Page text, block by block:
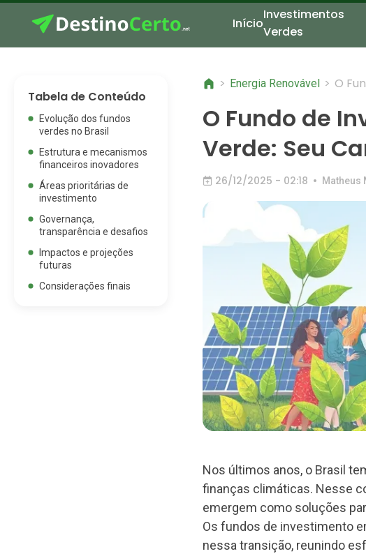
Início
Investimentos
Verdes
Tabela de Conteúdo
Evolução dos fundos
verdes no Brasil
Estrutura e mecanismos
financeiros inovadores
Áreas prioritárias de
investimento
Governança,
transparência e desafios
Impactos e projeções
futuras
Considerações finais
> Energia Renovável > O
O Fundo de
Verde: Seu
26/12/2025 - 02:18 • Matheus
Nos últimos anos, o Brasil
finanças climáticas. Nesse
emergem como soluções
Os fundos de investimento
nessa transição, reunindo